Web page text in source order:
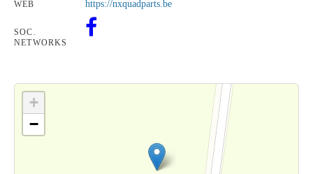
WEB https://nxquadparts.be
SOC.
NETWORKS
Cliquez sur le bouton pour afficher la carte.
+
−